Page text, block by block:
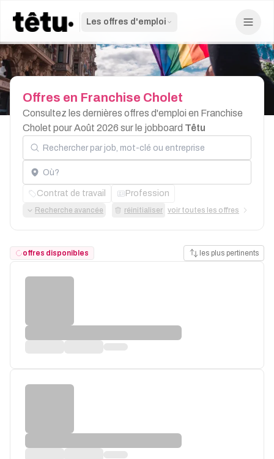
Les offres d'emploi
Offres en Franchise Cholet
Consultez les dernières offres d'emploi en Franchise
Cholet pour Août 2026 sur le jobboard Têtu
Rechercher par job, mot-clé ou entreprise
Localisation
Contrat de travail Profession
Recherche avancée réinitialiser voir toutes les offres
offres disponibles les plus pertinents